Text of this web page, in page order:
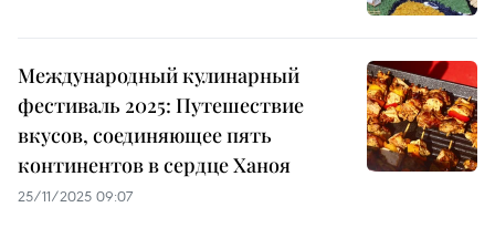
Международный кулинарный
фестиваль 2025: Путешествие
вкусов, соединяющее пять
континентов в сердце Ханоя
25/11/2025 09:07